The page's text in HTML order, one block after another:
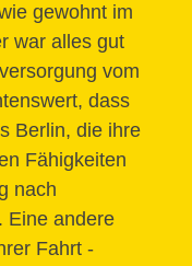
gewohnt im
war alles gut
vom
dass
Berlin, die ihre
Fähigkeiten
nach
Eine andere
Fahrt -